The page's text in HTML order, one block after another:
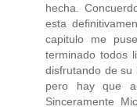
hecha.
esta
capitulo me
terminado todos
disfrutando de su
pero hay que
Sinceramente